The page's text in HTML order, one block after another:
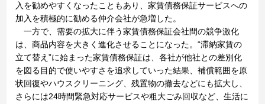
入を勧めやすくなったこともあり、家賃債務保証サービスへの
加入を積極的に勧める仲介会社が急増した。
一方で、需要の拡大に伴う家賃債務保証会社間の競争激化
は、商品内容を大きく進化させることになった。“滞納家賃の
立て替え”に始まった家賃債務保証は、各社が他社との差別化
を図る目的で使いやすさを追求していった結果、補償範囲を原
状回復やハウスクリーニング、残置物の撤去などにも拡大し、
さらには24時間緊急対応サービスや粗大ごみ回収など、生活に